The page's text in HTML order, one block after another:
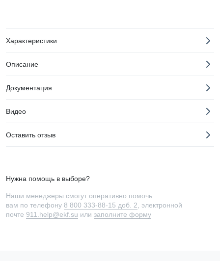
Характеристики
Описание
Документация
Видео
Оставить отзыв
Нужна помощь в выборе?
Наши менеджеры смогут оперативно помочь
вам по телефону 8 800 333-88-15 доб. 2 , электронной
почте 911.help@ekf.su или заполните форму